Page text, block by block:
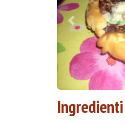
Precedente
Ingredienti